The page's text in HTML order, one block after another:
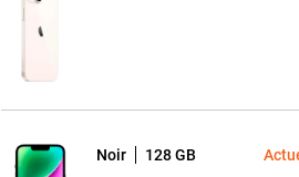
Noir 128 GB